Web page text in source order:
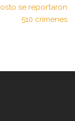
se reportaron
510 crímenes